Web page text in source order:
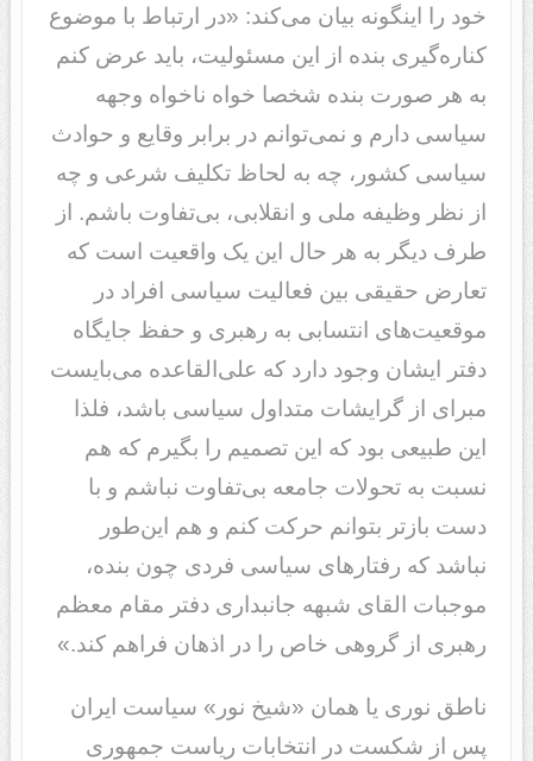
خود را اینگونه بیان می‌کند: «در ارتباط با موضوع
کناره‌گیری بنده از این مسئولیت، باید عرض کنم
به هر صورت بنده شخصا خواه‌ ناخواه وجهه
سیاسی دارم و نمی‌توانم در برابر وقایع و حوادث
سیاسی کشور، چه به لحاظ تکلیف شرعی و چه
از نظر وظیفه ملی و انقلابی، بی‌تفاوت باشم. از
طرف دیگر به هر حال این یک واقعیت است که
تعارض حقیقی بین فعالیت سیاسی افراد در
موقعیت‌های انتسابی به رهبری و حفظ جایگاه
دفتر ایشان وجود دارد که علی‌القاعده می‌بایست
مبرای از گرایشات متداول سیاسی باشد، فلذا
این طبیعی بود که این تصمیم را بگیرم که هم
نسبت به تحولات جامعه بی‌تفاوت نباشم و با
دست باز‌تر بتوانم حرکت کنم و هم این‌طور
نباشد که رفتار‌های سیاسی فردی چون بنده،
موجبات القای شبهه جانبداری دفتر مقام معظم
رهبری از گروهی خاص را در اذهان فراهم کند.»
ناطق نوری یا همان «شیخ نور» سیاست ایران
پس از شکست در انتخابات ریاست جمهوری